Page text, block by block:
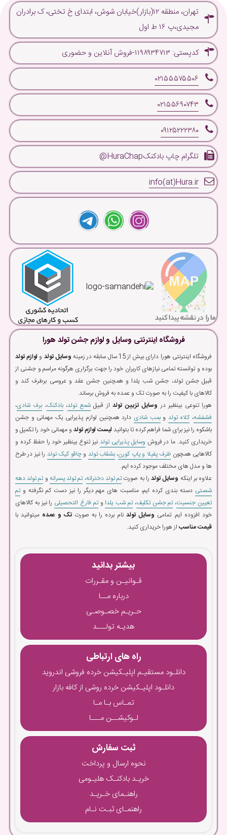
تهران، منطقه ۱۲(بازار)خیابان شوش، ابتدای خ تختی، ک برادران
مجیدی،پ ۱۶ ط اول
کدپستی: ۱۱۹۸۹۳۴۷۱۳-فروش آنلاین و حضوری
۰۲۱۵۵۵۷۵۵۰۶
۰۲۱۵۵۶۹۰۷۴۳
۰۹۱۲۵۲۲۲۳۸۰
تلگرام چاپ بادکنکHuraChap@
info(at)Hura.ir
فروشگاه اینترنتی وسایل و لوازم جشن تولد هورا
فروشگاه اینترنتی هورا دارای بیش از 15 سال سابقه در زمینه وسایل تولد و لوازم تولد
بوده و توانسته تمامی نیازهای کاربران خود را جهت برگزاری هرگونه مراسم و جشنی از
قبیل جشن تولد، جشن شب یلدا و همچنین جشن عقد و عروسی برطرف کند و
کالاهای با کیفیت را به صورت تک و عمده به فروش برساند.
هورا تنوعی بینظیر در وسایل تزیین تولداز قبیلشمع تولد،بادکنک، برف شادی،
فشفشه،کلاه تولد وبمب شادی دارد همچنین لوازم پذیرایی یک مهمانی و جشن
باشکوه را نیز برای شما فراهم کرده تا بتوانیدلیست لوازم تولد و مهمانی خود را تکمیل و
خریداری کنید. ما در فروش وسایل پذیرایی تولد نیز تنوع بینظیر خود را حفظ کرده و
کالاهایی همچون ظرف پفیلا و پاپ کورن،بشقاب تولد وچاقو کیک تولد را نیز در طرح
ها و مدل های مختلف موجود کرده ایم.
علاوه بر اینکه وسایل تولدرا به صورتتم تولد دخترانه،تم تولد پسرانه وتم تولد دهه
شصتی دسته بندی کرده ایم، مناسبت های مهم دیگر را نیز دست کم نگرفته وتم
تعیین جنسیت،تم جشن تکلیف،تم شب یلدا وتم فارغ التحصیلی را نیز به کالاهای
خود افزوده ایم. تمامی وسایل تولد نام برده را به صورت تک و عمده میتوانید با
قیمت مناسب از هورا خریداری کنید.
بیشتر بدانید
قـوانیـن و مقـررات
درباره مــا
حـریـم خصـوصـی
هدیـه تولـــد
راه های ارتباطی
دانلـود مستقیـم اپلیـکیشن خرده فروشی اندروید
دانلـود اپلیـکیشن خرده روشی از کافه بازار
تمـاس بـا مـا
لـوکیشــن مـــا
ثبت سفارش
نحوه ارسال و پرداخت
خریـد بادکنـک هلیـومی
راهنـمای خـریـد
راهنمـای ثبـت نـام